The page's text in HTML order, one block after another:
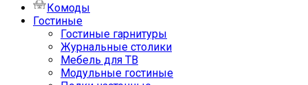
Комоды
Гостиные
Гостиные гарнитуры
Журнальные столики
Мебель для ТВ
Модульные гостиные